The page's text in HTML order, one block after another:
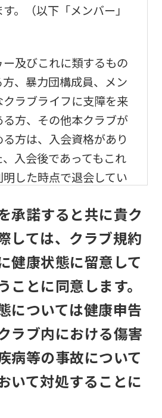
。（以下「メンバー」
及びこれに類するもの
、暴力団構成員、メン
ラブライフに支障を来
方、その他本クラブが
方は、入会資格があり
入会後であってもこれ
した時点で退会してい
利用及び事故
己の責任と危険負担に
ンバーと協調して、本
利用するものとしま
メンバーが本クラブの施
じた盗難、怪我その他の
本クラブの責に帰すべ
り、責任は負いませ
承諾すると共に貴ク
しては、クラブ規約
健康状態に留意して
ことに同意します。
については健康申告
ラブ内における傷害
病等の事故について
いて対処することに